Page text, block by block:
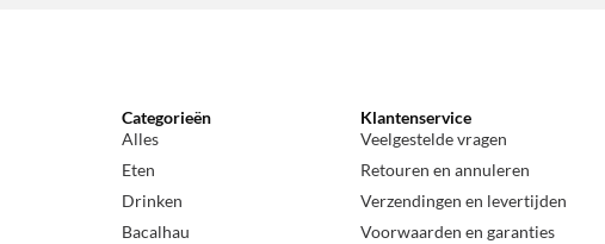
Categorieën
Alles
Eten
Drinken
Bacalhau
Klantenservice
Veelgestelde vragen
Retouren en annuleren
Verzendingen en levertijden
Voorwaarden en garanties